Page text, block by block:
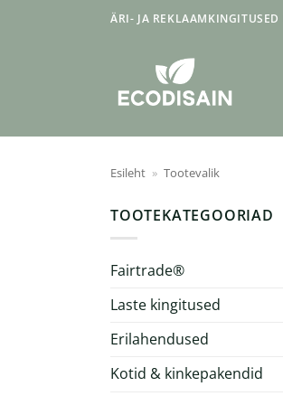
ÄRI- JA
Esileht » Tootevalik
TOOTEKATEGOORIAD
Fairtrade®
Laste kingitused
Erilahendused
Kotid & kinkepakendid